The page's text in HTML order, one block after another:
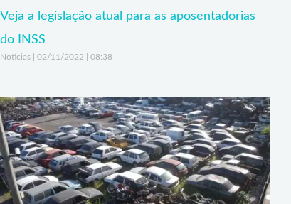
Veja a legislação atual para as aposentadorias
do INSS
Noticias 02/11/2022 08:38